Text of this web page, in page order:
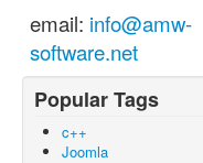
email: info@amw-
software.net
Popular Tags
c++
Joomla